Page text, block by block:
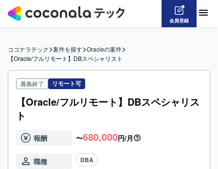
会員登録
ココナラテック>案件を探す>Oracleの案件>
【Oracle/フルリモート】DBスペシャリスト
募集終了 リモート可
【Oracle/フルリモート】DBスペシャリス
ト
報酬 〜680,000円/月
職種 DBA